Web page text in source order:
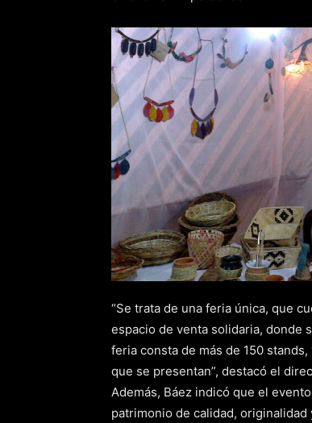
“Se trata de una feria única, que
espacio de venta solidaria, donde
feria consta de más de 150
que se presentan”, destacó el
Además, Báez indicó que el
patrimonio de calidad,